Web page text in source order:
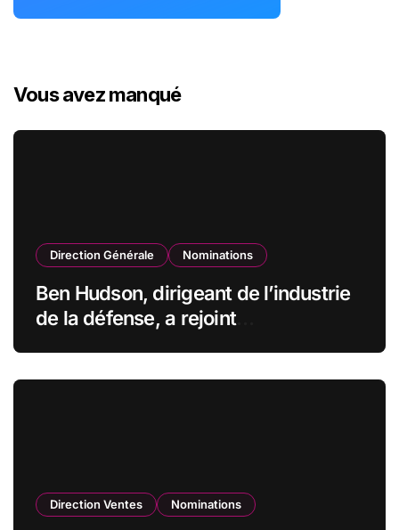
Vous avez manqué
Direction Générale Nominations
Ben Hudson, dirigeant de l’industrie
de la défense, a rejoint
Direction Ventes Nominations